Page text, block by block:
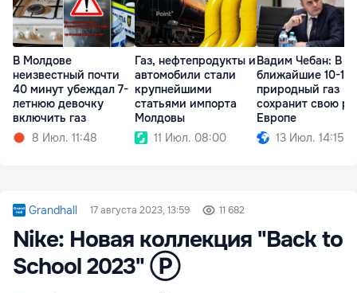
В Молдове
неизвестный почти
40 минут убеждал 7-
летнюю девочку
включить газ
8 Июл. 11:48
Газ, нефтепродукты и
автомобили стали
крупнейшими
статьями импорта
Молдовы
11 Июл. 08:00
Вадим Чебан: В
ближайшие 10-15
природный газ
сохранит свою
Европе
13 Июл. 14:15
Grandhall 17 августа 2023, 13:59 11 682
Nike: Новая коллекция "Back to
School 2023" Ⓟ